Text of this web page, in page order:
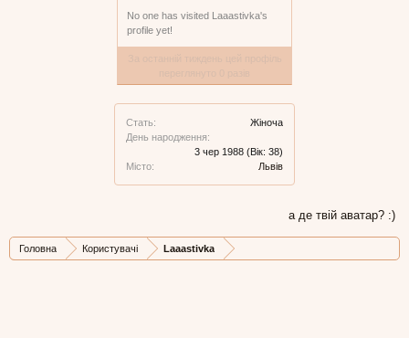
No one has visited Laaastivka's
profile yet!
Стать:
Жіноча
День народження:
3 чер 1988 (Вік: 38)
Місто:
Львів
а де твій аватар? :)
Головна Користувачі Laaastivka